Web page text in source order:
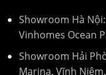
Showroom Hà
Vinhomes Ocean
Showroom Hải
Marina, Vĩnh